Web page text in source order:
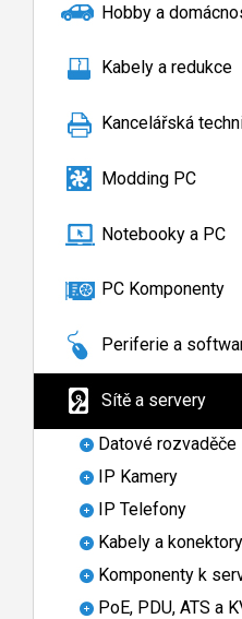
Hobby a
Kabely a redukce
Kancelářská
Modding PC
Notebooky a PC
PC Komponenty
Periferie a
Sítě a servery
Datové rozvaděče
IP Kamery
IP Telefony
Kabely a konektory
Komponenty k
PoE, PDU, ATS a